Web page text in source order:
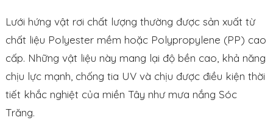
Lưới hứng vật rơi chất lượng thường được sản xuất từ
chất liệu Polyester mềm hoặc Polypropylene (PP) cao
cấp. Những vật liệu này mang lại độ bền cao, khả năng
chịu lực mạnh, chống tia UV và chịu được điều kiện thời
tiết khắc nghiệt của miền Tây như mưa nắng Sóc
Trăng.